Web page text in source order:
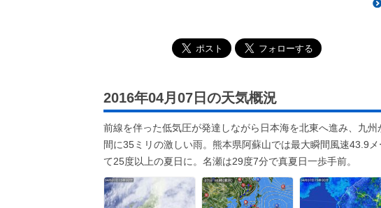
2016年04月07日の天気概況
前線を伴った低気圧が発達しながら日本海を北東へ進み、九
間に35ミリの激しい雨。熊本県阿蘇山では最大瞬間風速43.9
て25度以上の夏日に。名瀬は29度7分で真夏日一歩手前。